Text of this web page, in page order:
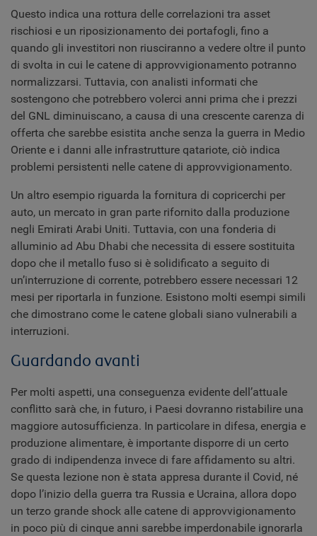
Questo indica una rottura delle correlazioni tra asset
rischiosi e un riposizionamento dei portafogli, fino a
quando gli investitori non riusciranno a vedere oltre il punto
di svolta in cui le catene di approvvigionamento potranno
normalizzarsi. Tuttavia, con analisti informati che
sostengono che potrebbero volerci anni prima che i prezzi
del GNL diminuiscano, a causa di una crescente carenza di
offerta che sarebbe esistita anche senza la guerra in Medio
Oriente e i danni alle infrastrutture qatariote, ciò indica
problemi persistenti nelle catene di approvvigionamento.
Un altro esempio riguarda la fornitura di copricerchi per
auto, un mercato in gran parte rifornito dalla produzione
negli Emirati Arabi Uniti. Tuttavia, con una fonderia di
alluminio ad Abu Dhabi che necessita di essere sostituita
dopo che il metallo fuso si è solidificato a seguito di
un’interruzione di corrente, potrebbero essere necessari 12
mesi per riportarla in funzione. Esistono molti esempi simili
che dimostrano come le catene globali siano vulnerabili a
interruzioni.
Guardando avanti
Per molti aspetti, una conseguenza evidente dell’attuale
conflitto sarà che, in futuro, i Paesi dovranno ristabilire una
maggiore autosufficienza. In particolare in difesa, energia e
produzione alimentare, è importante disporre di un certo
grado di indipendenza invece di fare affidamento su altri.
Se questa lezione non è stata appresa durante il Covid, né
dopo l’inizio della guerra tra Russia e Ucraina, allora dopo
un terzo grande shock alle catene di approvvigionamento
in poco più di cinque anni sarebbe imperdonabile ignorarla